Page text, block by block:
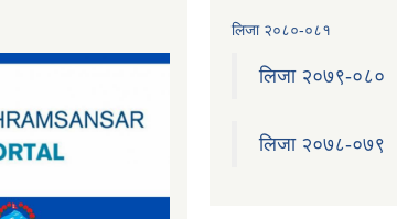
लिजा २०८०-०८१
लिजा २०७९-०८०
लिजा २०७८-०७९